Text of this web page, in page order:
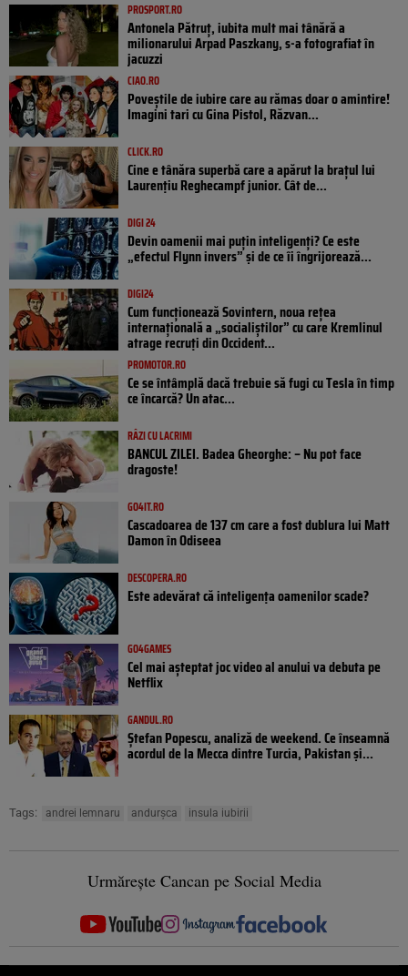
PROSPORT.RO
Antonela Pătruț, iubita mult mai tânără a
milionarului Arpad Paszkany, s-a fotografiat în
jacuzzi
CIAO.RO
Poveştile de iubire care au rămas doar o amintire!
Imagini tari cu Gina Pistol, Răzvan...
CLICK.RO
Cine e tânăra superbă care a apărut la brațul lui
Laurențiu Reghecampf junior. Cât de...
DIGI 24
Devin oamenii mai puțin inteligenți? Ce este
„efectul Flynn invers” și de ce îi îngrijorează...
DIGI24
Cum funcționează Sovintern, noua rețea
internațională a „socialiștilor” cu care Kremlinul
atrage recruți din Occident...
PROMOTOR.RO
Ce se întâmplă dacă trebuie să fugi cu Tesla în timp
ce încarcă? Un atac...
RÂZI CU LACRIMI
BANCUL ZILEI. Badea Gheorghe: – Nu pot face
dragoste!
GO4IT.RO
Cascadoarea de 137 cm care a fost dublura lui Matt
Damon în Odiseea
DESCOPERA.RO
Este adevărat că inteligența oamenilor scade?
GO4GAMES
Cel mai așteptat joc video al anului va debuta pe
Netflix
GANDUL.RO
Ștefan Popescu, analiză de weekend. Ce înseamnă
acordul de la Mecca dintre Turcia, Pakistan şi...
Tags: andrei lemnaru andurșca insula iubirii
Urmărește Cancan pe Social Media